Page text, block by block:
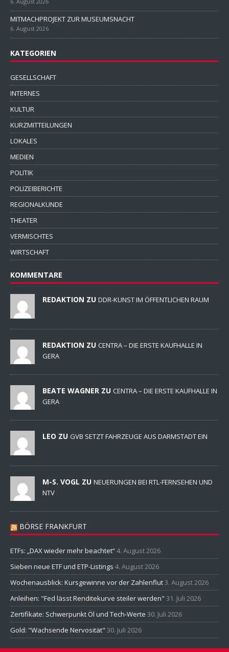
MITMACHPROJEKT ZUR MUSEUMSNACHT
6. August 2026
KATEGORIEN
GESELLSCHAFT
INTERNES
KULTUR
KURZMITTEILUNGEN
LOKALES
MEDIEN
POLITIK
POLIZEIBERICHTE
REGIONALKUNDE
THEATER
VERMISCHTES
WIRTSCHAFT
KOMMENTARE
REDAKTION ZU DDR-KUNST IM ÖFFENTLICHEN RAUM
REDAKTION ZU CENTRA – DIE ERSTE KAUFHALLE IN
GERA
BEATE WAGNER ZU CENTRA – DIE ERSTE KAUFHALLE IN
GERA
LEO ZU GVB SETZT FAHRZEUGE AUS DARMSTADT EIN
M-S. VOGL ZU NEUERUNGEN BEI RTL-FERNSEHEN UND
NTV
BÖRSE FRANKFURT
ETFs: „DAX wieder mehr beachtet“4. August 2026
Sieben neue ETF und ETP-Listings 4. August 2026
Wochenausblick: Kursgewinne vor der Zahlenflut3. August 2026
Anleihen: "Fed lässt Renditekurve steiler werden" 31. Juli 2026
Zertifikate: Schwerpunkt Öl und Tech-Werte 30. Juli 2026
Gold: "Wachsende Nervosität" 30. Juli 2026